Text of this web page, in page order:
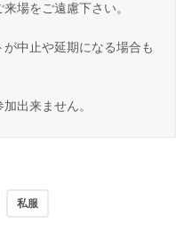
場をご遠慮下さい。
中止や延期になる場合も
出来ません。
私服